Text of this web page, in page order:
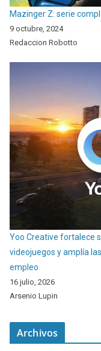
Mazinger Z: serie
9 octubre, 2024
Redaccion Robotto
Yoo Creative fortalece
videojuegos y amplía
empleo
16 julio, 2026
Arsenio Lupin
Archivos